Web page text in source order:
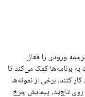
ورودی را فعال
به برنامه‌ها کمک می‌کند تا
کنند. برخی از نمونه‌ها
تاچ‌پد، پیمایش چرخ